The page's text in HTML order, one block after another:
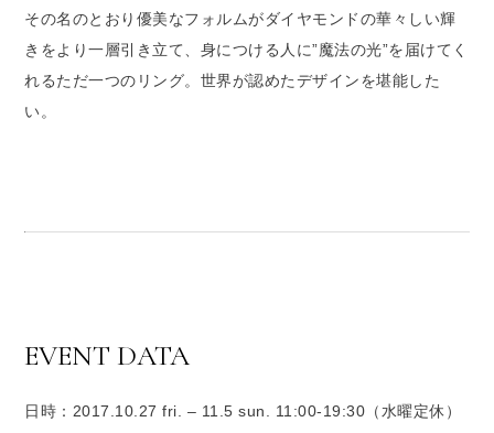
その名のとおり優美なフォルムがダイヤモンドの華々しい輝
きをより一層引き立て、身につける人に”魔法の光”を届けてく
れるただ一つのリング。世界が認めたデザインを堪能した
い。
EVENT DATA
日時：2017.10.27 fri. – 11.5 sun. 11:00-19:30（水曜定休）